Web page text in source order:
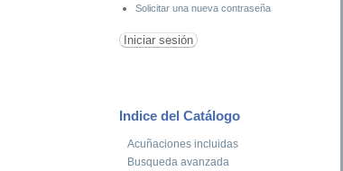
Solicitar una nueva contraseña
Indice del Catálogo
Acuñaciones incluidas
Busqueda avanzada